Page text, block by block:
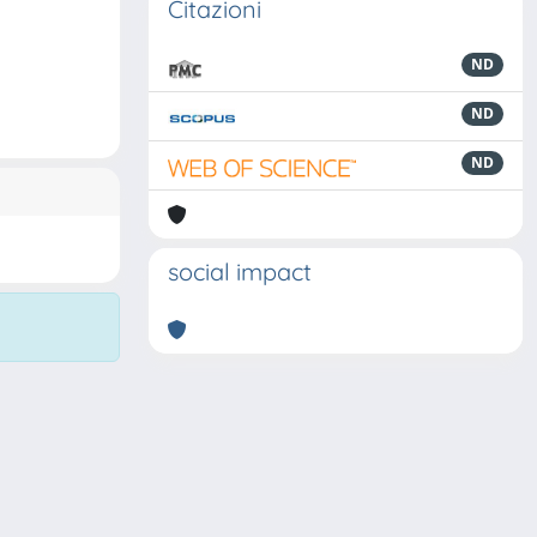
Citazioni
ND
ND
ND
social impact